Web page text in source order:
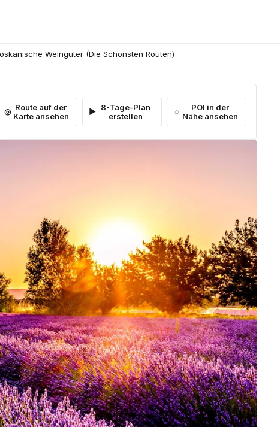
Weingüter (Die Schönsten Routen)
Route auf der
Karte ansehen
8-Tage-Plan
erstellen
POI in der
Nähe ansehen